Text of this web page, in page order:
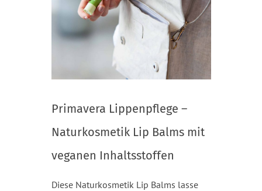
Primavera Lippenpflege –
Naturkosmetik Lip Balms mit
veganen Inhaltsstoffen
Diese Naturkosmetik Lip Balms lasse